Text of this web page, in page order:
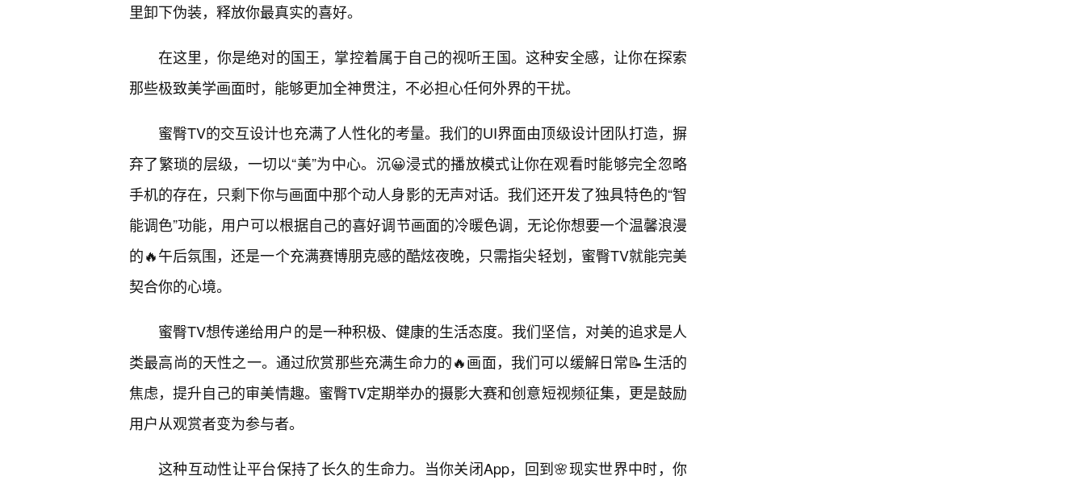
里卸下伪装，释放你最真实的喜好。
在这里，你是绝对的国王，掌控着属于自己的视听王国。这种安全感，让你在探索
那些极致美学画面时，能够更加全神贯注，不必担心任何外界的干扰。
蜜臀TV的交互设计也充满了人性化的考量。我们的UI界面由顶级设计团队打造，摒
弃了繁琐的层级，一切以“美”为中心。沉😀浸式的播放模式让你在观看时能够完全忽略
手机的存在，只剩下你与画面中那个动人身影的无声对话。我们还开发了独具特色的“智
能调色”功能，用户可以根据自己的喜好调节画面的冷暖色调，无论你想要一个温馨浪漫
的🔥午后氛围，还是一个充满赛博朋克感的酷炫夜晚，只需指尖轻划，蜜臀TV就能完美
契合你的心境。
蜜臀TV想传递给用户的是一种积极、健康的生活态度。我们坚信，对美的追求是人
类最高尚的天性之一。通过欣赏那些充满生命力的🔥画面，我们可以缓解日常📝生活的
焦虑，提升自己的审美情趣。蜜臀TV定期举办的摄影大赛和创意短视频征集，更是鼓励
用户从观赏者变为参与者。
这种互动性让平台保持了长久的生命力。当你关闭App，回到🌸现实世界中时，你